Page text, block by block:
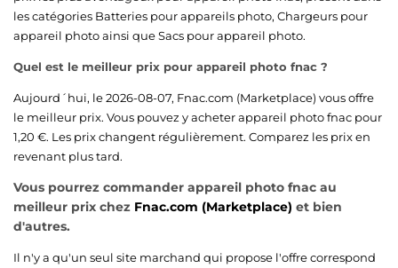
les catégories Batteries pour appareils photo, Chargeurs pour
appareil photoainsi queSacs pour appareil photo.
Quel est le meilleur prix pour appareil photo fnac ?
Aujourd´hui, le 2026-08-07, Fnac.com (Marketplace) vous offre
le meilleur prix. Vous pouvez y acheter appareil photo fnac pour
1,20 €. Les prix changent régulièrement. Comparez les prix en
revenant plus tard.
Vous pourrez commander appareil photo fnac au
meilleur prix chez Fnac.com (Marketplace) et bien
d'autres.
Il n'y a qu'un seul site marchand qui propose l'offre correspond